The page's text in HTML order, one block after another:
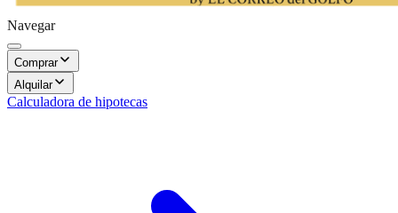
Navegar
Comprar
Alquilar
Calculadora de hipotecas